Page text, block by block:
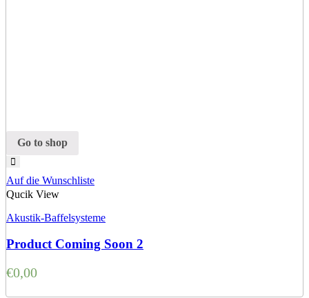
Go to shop
Auf die Wunschliste
Qucik View
Akustik-Baffelsysteme
Product Coming Soon 2
€0,00